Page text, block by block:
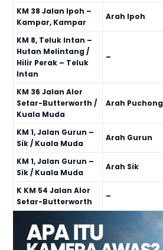
KM 38 Jalan Ipoh –
Kampar, Kampar
Arah Ipoh
KM 8, Teluk Intan –
Hutan Melintang /
Hilir Perak – Teluk
Intan
–
KM 36 Jalan Alor
Setar-Butterworth /
Kuala Muda
Arah Puchong
KM 1, Jalan Gurun –
Sik / Kuala Muda
Arah Gurun
KM 1, Jalan Gurun –
Sik / Kuala Muda
Arah Sik
K KM 54 Jalan Alor
Setar-Butterworth
–